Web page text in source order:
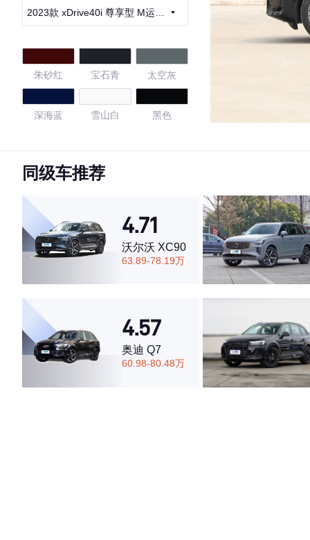
2023款 xDrive40i 尊享型 M运动
朱砂红 宝石青 太空灰
深海蓝 雪山白 黑色
弗拉门科红
4.45
·外观表现较为优秀，优于74%同级车
·内饰表现一般，低于77%同级车
·空间表现一般，低于92%同级车
同级车推荐
4.71
沃尔沃 XC90
63.89-78.19万
4.57
奥迪 Q7
60.98-80.48万